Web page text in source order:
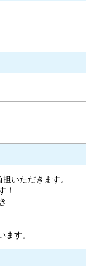
いただきます。
！
す。